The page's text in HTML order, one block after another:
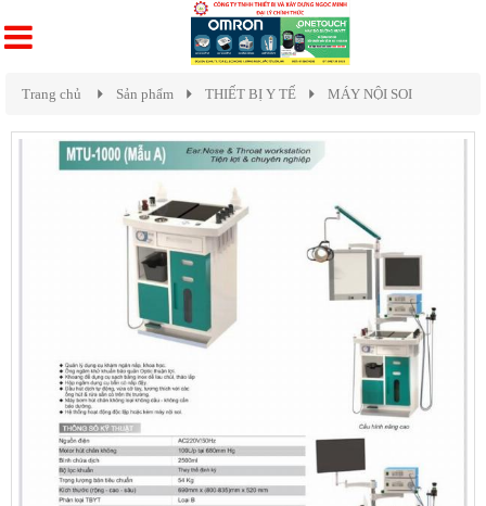
Trang chủ Sản phẩm THIẾT BỊ Y TẾ MÁY NỘI SOI